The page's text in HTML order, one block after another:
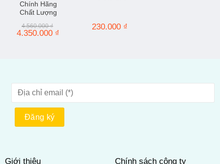
Chính Hãng
Chất Lượng
4.560.000₫
Giá
gốc
4.350.000 ₫
230.000 ₫
Giới thiệu Chính sách công ty